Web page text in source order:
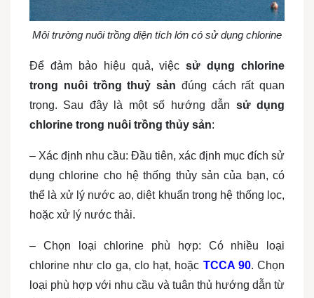
Môi trường nuôi trồng diện tích lớn có sử dụng chlorine
Để đảm bảo hiệu quả, việcsử dụng chlorine
trong nuôi trồng thuỷ sản đúng cách rất quan
trọng. Sau đây là một số hướng dẫn sử dụng
chlorine trong nuôi trồng thủy sản:
– Xác định nhu cầu: Đầu tiên, xác định mục đích sử
dụng chlorine cho hệ thống thủy sản của bạn, có
thể là xử lý nước ao, diệt khuẩn trong hệ thống lọc,
hoặc xử lý nước thải.
– Chọn loại chlorine phù hợp: Có nhiều loại
chlorine như clo ga, clo hạt, hoặc TCCA 90. Chọn
loại phù hợp với nhu cầu và tuân thủ hướng dẫn từ